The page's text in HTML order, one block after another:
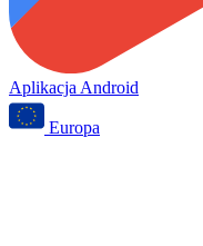
Aplikacja Android
Europa